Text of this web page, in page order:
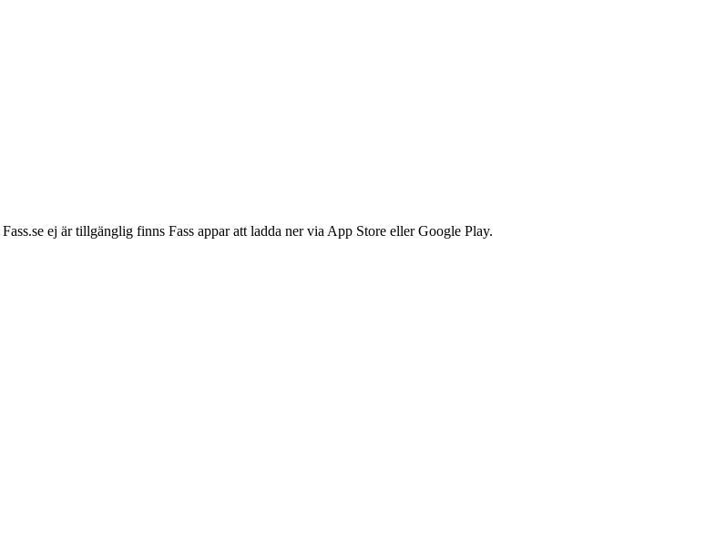
ej är tillgänglig finns Fass appar att ladda ner via App Store eller Google Play.